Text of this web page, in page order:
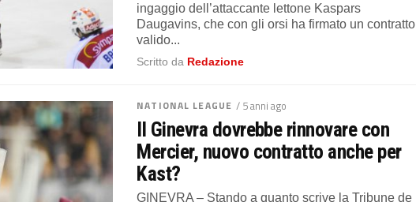
ingaggio dell’attaccante lettone Kaspars
Daugavins, che con gli orsi ha firmato un contratto
valido...
Scritto da Redazione
NATIONAL LEAGUE / 5 anni ago
Il Ginevra dovrebbe rinnovare con
Mercier, nuovo contratto anche per
Kast?
GINEVRA – Stando a quanto scrive la Tribune de